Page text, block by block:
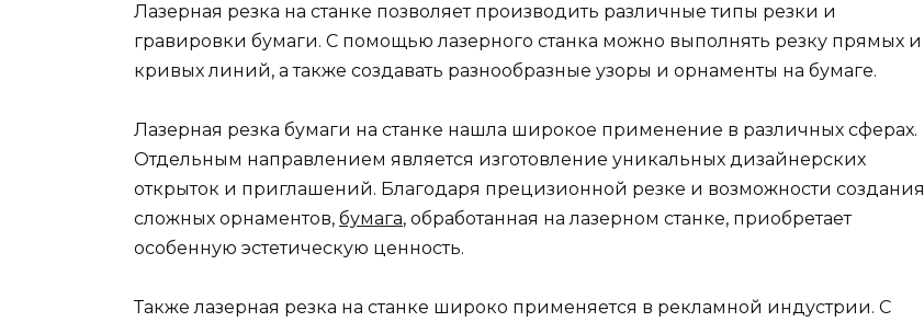
Лазерная резка на станке позволяет производить различные типы резки и
гравировки бумаги. С помощью лазерного станка можно выполнять резку прямых и
кривых линий, а также создавать разнообразные узоры и орнаменты на бумаге.
Лазерная резка бумаги на станке нашла широкое применение в различных сферах.
Отдельным направлением является изготовление уникальных дизайнерских
открыток и приглашений. Благодаря прецизионной резке и возможности создания
сложных орнаментов, бумага, обработанная на лазерном станке, приобретает
особенную эстетическую ценность.
Также лазерная резка на станке широко применяется в рекламной индустрии. С